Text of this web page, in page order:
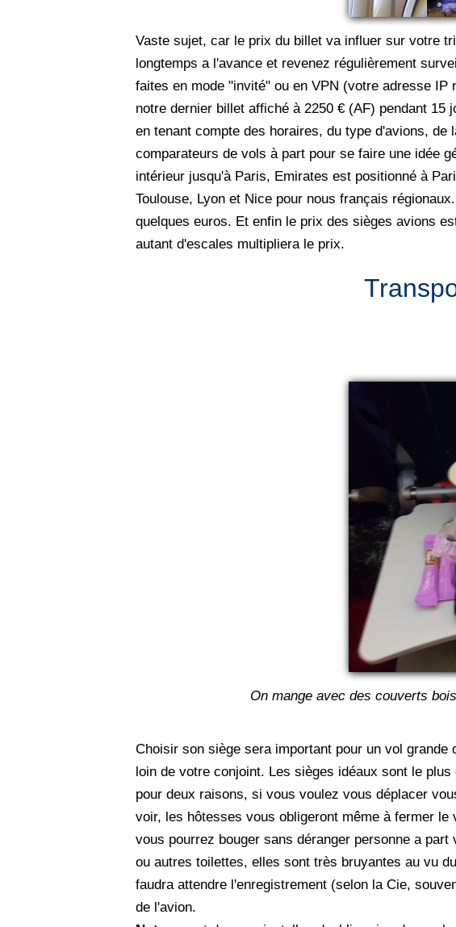
Vaste sujet, car le prix du billet va influer sur votre
longtemps a l'avance et revenez régulièrement
faites en mode "invité" ou en VPN (votre adresse
notre dernier billet affiché à 2250 € (AF) pendant
en tenant compte des horaires, du type d'avions,
comparateurs de vols à part pour se faire une idée
intérieur jusqu'à Paris, Emirates est positionné à
Toulouse, Lyon et Nice pour nous français
quelques euros. Et enfin le prix des sièges avions
autant d'escales multipliera le prix.
On mange avec des couverts
Choisir son siège sera important pour un vol
loin de votre conjoint. Les sièges idéaux sont le
pour deux raisons, si vous voulez vous déplacer
voir, les hôtesses vous obligeront même à fermer
vous pourrez bouger sans déranger personne a
ou autres toilettes, elles sont très bruyantes au vu
faudra attendre l'enregistrement (selon la Cie,
de l'avion.